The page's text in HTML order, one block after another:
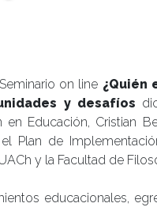
on line ¿Quién
y desafíos
Educación, Cristian
Plan de
y la Facultad de
educacionales,